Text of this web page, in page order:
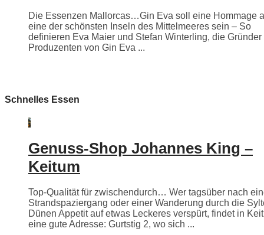
Die Essenzen Mallorcas…Gin Eva soll eine Hommage
eine der schönsten Inseln des Mittelmeeres sein – So
definieren Eva Maier und Stefan Winterling, die Gründer
Produzenten von Gin Eva ...
Schnelles Essen
Genuss-Shop Johannes King –
Keitum
Top-Qualität für zwischendurch… Wer tagsüber nach
Strandspaziergang oder einer Wanderung durch die
Dünen Appetit auf etwas Leckeres verspürt, findet in
eine gute Adresse: Gurtstig 2, wo sich ...